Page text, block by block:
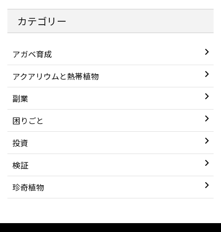
カテゴリー
アガベ育成
アクアリウムと熱帯植物
副業
困りごと
投資
検証
珍奇植物